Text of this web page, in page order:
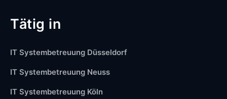
Tätig in
IT Systembetreuung Düsseldorf
IT Systembetreuung Neuss
IT Systembetreuung Köln